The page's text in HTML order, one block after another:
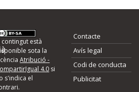
nos millores o
proposar alguna millora, ompliu els
o l'error del qual voleu informar-
contingut està
sota la
Atribució -
4.0 si
s'indica el
Contacte
Avís legal
Codi de conducta
Publicitat